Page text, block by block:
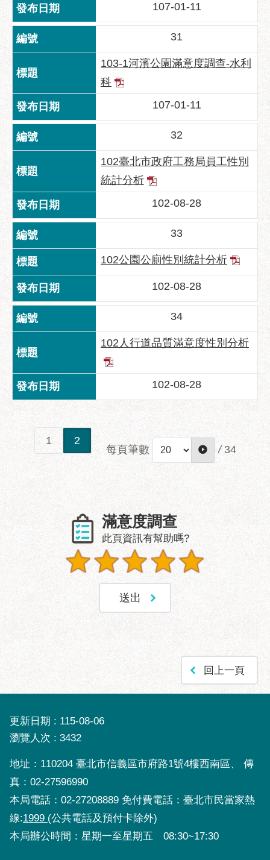
通
台
北
務
常
見
問
答
雙
語
詞
彙
陳
情
系
統
政
府
站
料
開
放
宣
私
資
訊
策
聯
方
式
所
屬
各
處
絡
電
話
107-01-11
31
103-1河濱公園滿意度調查-水利
科
107-01-11
32
102臺北市政府工務局員工性別
統計分析
102-08-28
33
102公園公廁性別統計分析
102-08-28
34
102人行道品質滿意度性別分析
102-08-28
1 2
每頁筆數 / 34
滿意度調查
此頁資訊有幫助嗎?
回上一頁
更新日期
115-08-06
瀏覽人次
3432
地址：110204 臺北市信義區市府路1號4樓西南區、 傳
真：02-27596990
本局電話：02-27208889 免付費電話：臺北市民當家熱
線:1999 (公共電話及預付卡除外)
本局辦公時間：星期一至星期五 08:30~17:30